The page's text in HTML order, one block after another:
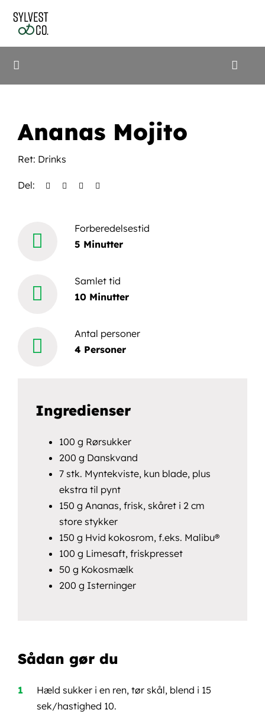
Toggle
Frinox
Opskrifter
Book en demo
Ananas Mojito
Ret: Drinks
Del:
Forberedelsestid
5 Minutter
Samlet tid
10 Minutter
Antal personer
4 Personer
Ingredienser
100 g Rørsukker
200 g Danskvand
7 stk. Myntekviste, kun blade, plus
ekstra til pynt
150 g Ananas, frisk, skåret i 2 cm
store stykker
150 g Hvid kokosrom, f.eks. Malibu®
100 g Limesaft, friskpresset
50 g Kokosmælk
200 g Isterninger
Sådan gør du
Hæld sukker i en ren, tør skål, blend i 15
sek/hastighed 10.